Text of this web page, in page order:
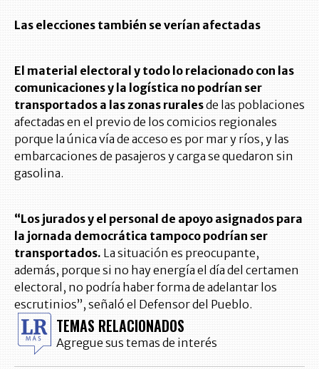
Las elecciones también se verían afectadas
El material electoral y todo lo relacionado con las
comunicaciones y la logística no podrían ser
transportados a las zonas ruralesde las poblaciones
afectadas en el previo de los comicios regionales
porque la única vía de acceso es por mar y ríos, y las
embarcaciones de pasajeros y carga se quedaron sin
gasolina.
“Los jurados y el personal de apoyo asignados para
la jornada democrática tampoco podrían ser
transportados. La situación es preocupante,
además, porque si no hay energía el día del certamen
electoral, no podría haber forma de adelantar los
escrutinios”, señaló el Defensor del Pueblo.
TEMAS RELACIONADOS
Agregue sus temas de interés